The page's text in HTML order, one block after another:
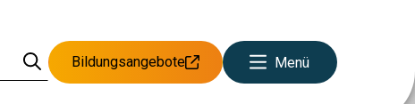
Bildungsangebote Menü